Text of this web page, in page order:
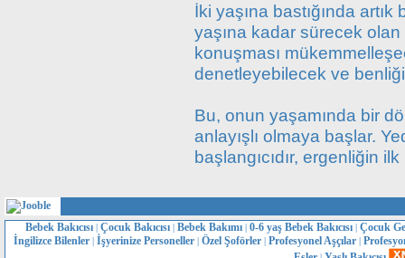
İki yaşına bastığında
yaşına kadar sürecek
konuşması
denetleyebilecek ve
Bu, onun yaşamında bir
anlayışlı olmaya başlar.
başlangıcıdır, ergenliğin
Bebek Bakıcısı | Çocuk Bakıcısı | Bebek Bakımı | 0-6 yaş Bebek Bakıcısı | Çocuk
İngilizce Bilenler | İşyerinize Personeller | Özel Şoförler | Profesyonel Aşçılar |